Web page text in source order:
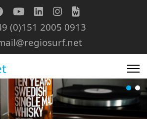
(0)151 2005 0913